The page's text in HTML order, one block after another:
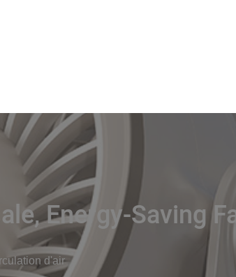
Energy-Saving
d'air